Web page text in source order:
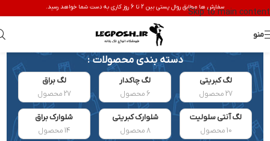
Skip to main contentسفارش ها مطابق روال پستی بین 2 تا 6 روز کاری به دست شما خواهد رسید.
منو
دسته بندی محصولات :
لگ کبریتی
27 محصول
لگ چاکدار
6 محصول
لگ براق
27 محصول
لگ آنتی سلولیت
10 محصول
شلوارک کبریتی
8 محصول
شلوارک براق
14 محصول